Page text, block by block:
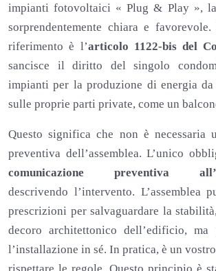
impianti fotovoltaici « Plug & Play »,
sorprendentemente chiara e
riferimento è l’articolo 1122-bis del
sancisce il diritto del singolo
impianti per la produzione di energia
sulle proprie parti private, come un
Questo significa che non è necessaria
preventiva dell’assemblea. L’unico
comunicazione preventiva
descrivendo l’intervento. L’assemblea
prescrizioni per salvaguardare la
decoro architettonico dell’edificio, ma
l’installazione in sé. In pratica, è un
rispettare le regole. Questo principio è